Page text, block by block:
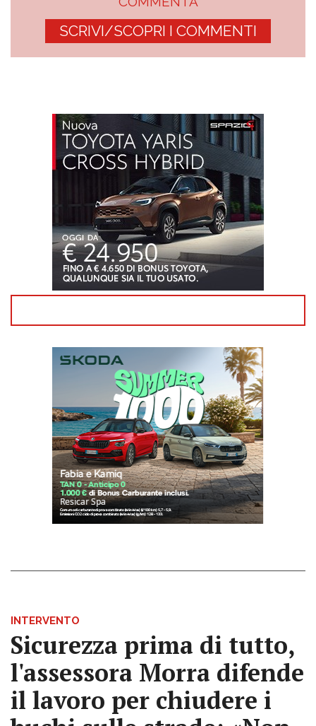
SCRIVI/SCOPRI I COMMENTI
INTERVENTO
Sicurezza prima di tutto,
l'assessora Morra difende
il lavoro per chiudere i